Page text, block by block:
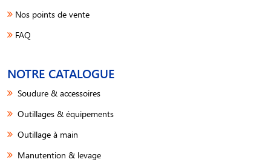
Nos points de vente
FAQ
NOTRE CATALOGUE
Soudure & accessoires
Outillages & équipements
Outillage à main
Manutention & levage